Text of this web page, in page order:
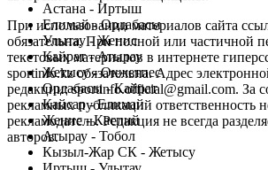
Астана - Иртыш
Елимай - Ордабасы
Улытау - Женис
Кайрат - Атырау
Жетысу - Окжетпес
Ордабасы - Кайрат
Кайсар - Елимай
Женис - Каспий
Атырау - Тобол
Кызыл-Жар СК - Жетысу
При использовании материалов сайта
обязательна. При полной или частичной
текстовых материалов в интернете
sportinfo.kz обязательна. Адрес
редакции: sportinfo.official@gmail.com. За
рекламных публикаций ответственность
рекламодатель. Редакция не всегда
авторов.